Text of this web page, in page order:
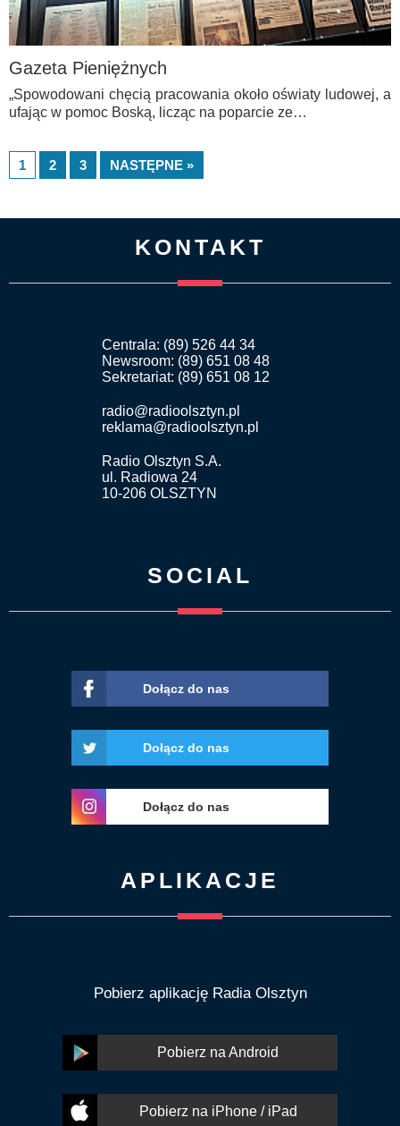
Gazeta Pieniężnych
„Spowodowani chęcią pracowania około oświaty ludowej, a
ufając w pomoc Boską, licząc na poparcie ze…
1 2 3 NASTĘPNE »
KONTAKT
Centrala: (89) 526 44 34
Newsroom: (89) 651 08 48
Sekretariat: (89) 651 08 12
radio@radioolsztyn.pl
reklama@radioolsztyn.pl
Radio Olsztyn S.A.
ul. Radiowa 24
10-206 OLSZTYN
SOCIAL
Dołącz do nas
Dołącz do nas
Dołącz do nas
APLIKACJE
Pobierz aplikację Radia Olsztyn
Pobierz na Android
Pobierz na iPhone / iPad